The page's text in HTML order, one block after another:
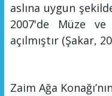
aslına uygun
2007'de Müze
açılmıştır(Şakar,
Zaim Ağa Konağı’nın